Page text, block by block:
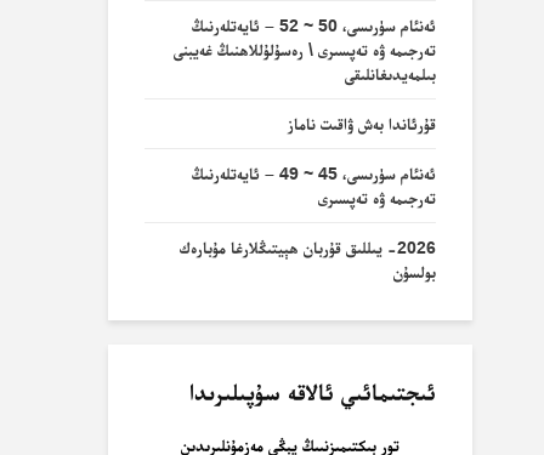
ئەنئام سۈرىسى، 50 ~ 52 – ئايەتلەرنىڭ
تەرجىمە ۋە تەپسىرى \ رەسۇلۇللاھنىڭ غەيبنى
بىلمەيدىغانلىقى
قۇرئاندا بەش ۋاقىت ناماز
ئەنئام سۈرىسى، 45 ~ 49 – ئايەتلەرنىڭ
تەرجىمە ۋە تەپسىرى
2026- يىللىق قۇربان ھېيتىڭلارغا مۇبارەك
بولسۇن
ئىجتىمائىي ئالاقە سۇپىلىرىدا
تور بىكتىمىزنىىڭ يېڭى مەزمۇنلىرىدىن